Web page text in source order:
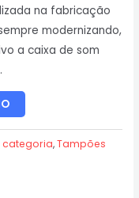
na fabricação
modernizando,
a caixa de som
categoria,Tampões